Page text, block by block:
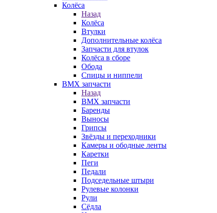
Колёса
Назад
Колёса
Втулки
Дополнительные колёса
Запчасти для втулок
Колёса в сборе
Обода
Спицы и ниппели
BMX запчасти
Назад
BMX запчасти
Баренды
Выносы
Грипсы
Звёзды и переходники
Камеры и ободные ленты
Каретки
Пеги
Педали
Подседельные штыри
Рулевые колонки
Рули
Сёдла